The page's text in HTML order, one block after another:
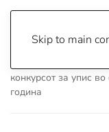
Skip to main
конкурсот за упис
година